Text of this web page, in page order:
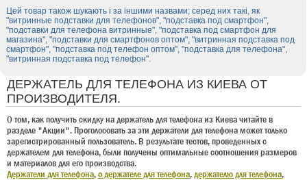
ДЕРЖАТЕЛЬ ДЛЯ ТЕЛЕФОНА ИЗ КИЕВА ОТ
ПРОИЗВОДИТЕЛЯ.
О том, как получить скидку на держатель для телефона из Киева читайте в
разделе "Акции". Проголосовать за эти держатели для телефона может только
зарегистрированный пользователь. В результате тестов, проведенных с
держателем для телефона, были получены оптимальные соотношения размеров
и материалов для его производства.
Держатели для телефона,о держателе для телефона, держателю для телефона,
Цей товар також шукають і за іншими назвами; серед них такі, як
"витринные подставки для телефонов", "подставка под смартфон",
"подставки для телефона витринные", "подставка под смартфон для
магазина", "подставки для смартфонов оптом", "витринная подставка под
смартфон", "подставка под телефон оптом", "подставка для телефона",
"витринная подставка под телефон".